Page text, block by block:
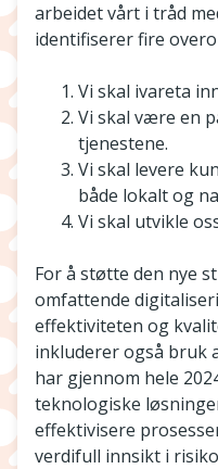
arbeidet vårt i tråd
identifiserer fire
Vi skal ivareta
Vi skal være en
tjenestene.
Vi skal levere
både lokalt og
Vi skal utvikle
For å støtte den nye
omfattende
effektiviteten og
inkluderer også bruk
har gjennom hele
teknologiske
effektivisere
verdifull innsikt i